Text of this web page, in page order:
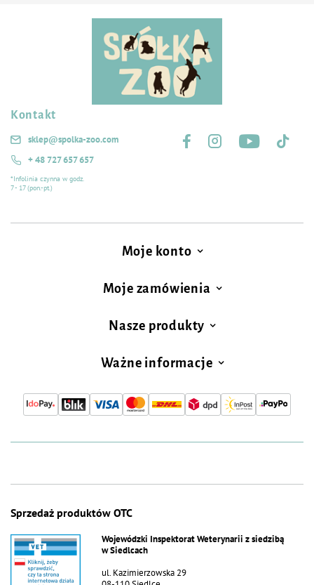
Kontakt
sklep@spolka-zoo.com
+ 48 727 657 657
*Infolinia czynna w godz.
7 - 17 (pon.-pt.)
Moje konto
Moje zamówienia
Nasze produkty
Ważne informacje
Sprzedaż produktów OTC
Wojewódzki Inspektorat Weterynarii z siedzibą
w Siedlcach
ul. Kazimierzowska 29